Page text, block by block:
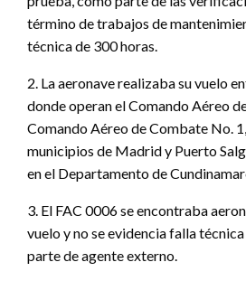
término de trabajos de
técnica de 300 horas.
2. La aeronave realizaba su vuelo
donde operan el Comando Aéreo
Comando Aéreo de Combate No.
municipios de Madrid y Puerto
en el Departamento de
3. El FAC 0006 se encontraba
vuelo y no se evidencia falla
parte de agente externo.